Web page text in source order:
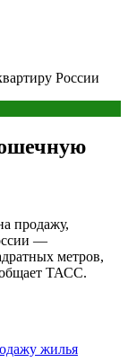
России
продажу,
—
метров,
ТАСС.
жилья